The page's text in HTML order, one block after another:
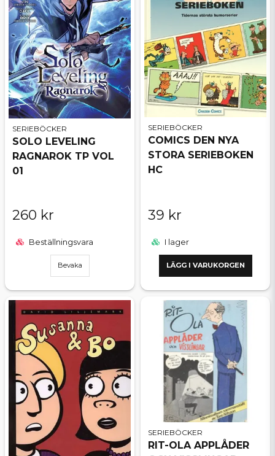
SERIEBÖCKER
SOLO LEVELING
RAGNAROK TP VOL
01
260 kr
Beställningsvara
Bevaka
SERIEBÖCKER
COMICS DEN NYA
STORA SERIEBOKEN
HC
39 kr
I lager
LÄGG I VARUKORGEN
SERIEBÖCKER
RIT-OLA APPLÅDER